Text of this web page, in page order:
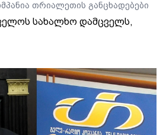
თრიალეთის განცხადებები
სახალხო დამცველს,